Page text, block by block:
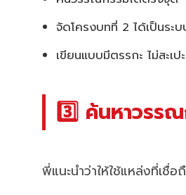
จัดโครงบทที่ 2 ได้เป็นระบ
เขียนแบบมีตรรกะ ไม่สะเป
3️⃣ ค้นหาวรรณ
พี่แนะนำว่าให้ใช้แหล่งที่เชื่อ